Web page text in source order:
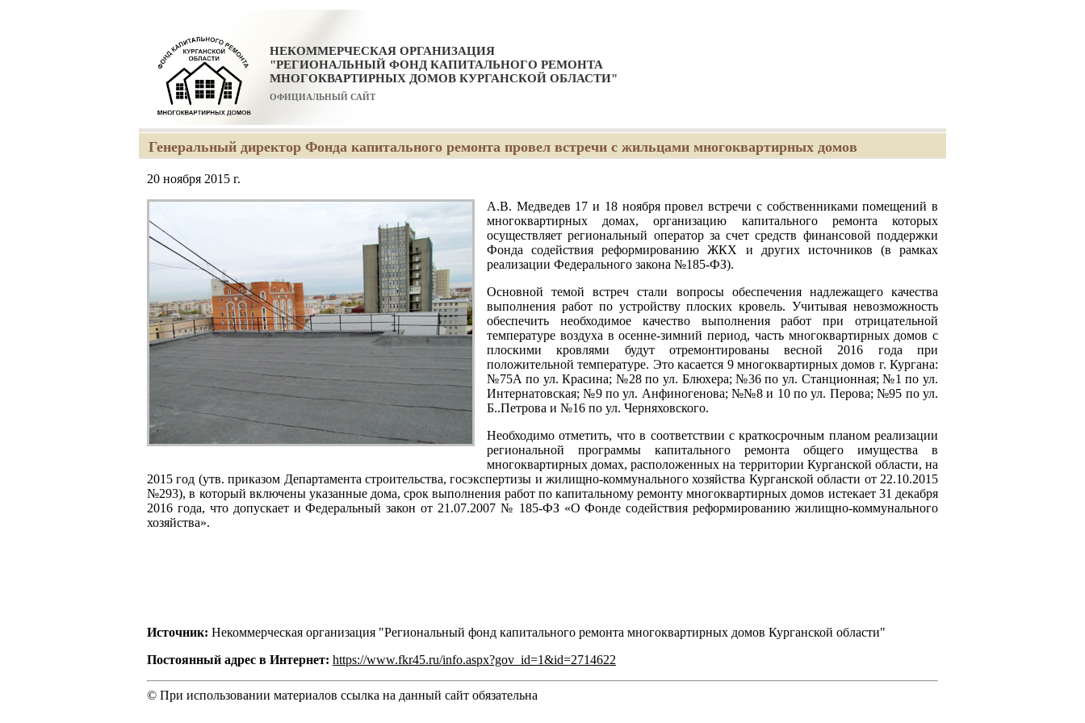
НЕКОММЕРЧЕСКАЯ ОРГАНИЗАЦИЯ
"РЕГИОНАЛЬНЫЙ ФОНД КАПИТАЛЬНОГО РЕМОНТА
МНОГОКВАРТИРНЫХ ДОМОВ КУРГАНСКОЙ ОБЛАСТИ"
ОФИЦИАЛЬНЫЙ САЙТ
Генеральный директор Фонда капитального ремонта провел встречи с жильцами многоквартирных домов
20 ноября 2015 г.
А.В. Медведев 17 и 18 ноября провел встречи с собственниками помещений в
многоквартирных домах, организацию капитального ремонта которых
осуществляет региональный оператор за счет средств финансовой поддержки
Фонда содействия реформированию ЖКХ и других источников (в рамках
реализации Федерального закона №185-ФЗ).
Основной темой встреч стали вопросы обеспечения надлежащего качества
выполнения работ по устройству плоских кровель. Учитывая невозможность
обеспечить необходимое качество выполнения работ при отрицательной
температуре воздуха в осенне-зимний период, часть многоквартирных домов с
плоскими кровлями будут отремонтированы весной 2016 года при
положительной температуре. Это касается 9 многоквартирных домов г. Кургана:
№75А по ул. Красина; №28 по ул. Блюхера; №36 по ул. Станционная; №1 по ул.
Интернатовская; №9 по ул. Анфиногенова; №№8 и 10 по ул. Перова; №95 по ул.
Б..Петрова и №16 по ул. Черняховского.
Необходимо отметить, что в соответствии с краткосрочным планом реализации
региональной программы капитального ремонта общего имущества в
многоквартирных домах, расположенных на территории Курганской области, на
2015 год (утв. приказом Департамента строительства, госэкспертизы и жилищно-коммунального хозяйства Курганской области от 22.10.2015
№293), в который включены указанные дома, срок выполнения работ по капитальному ремонту многоквартирных домов истекает 31 декабря
2016 года, что допускает и Федеральный закон от 21.07.2007 № 185-ФЗ «О Фонде содействия реформированию жилищно-коммунального
хозяйства».
Источник: Некоммерческая организация "Региональный фонд капитального ремонта многоквартирных домов Курганской области"
Постоянный адрес в Интернет: https://www.fkr45.ru/info.aspx?gov_id=1&id=2714622
© При использовании материалов ссылка на данный сайт обязательна